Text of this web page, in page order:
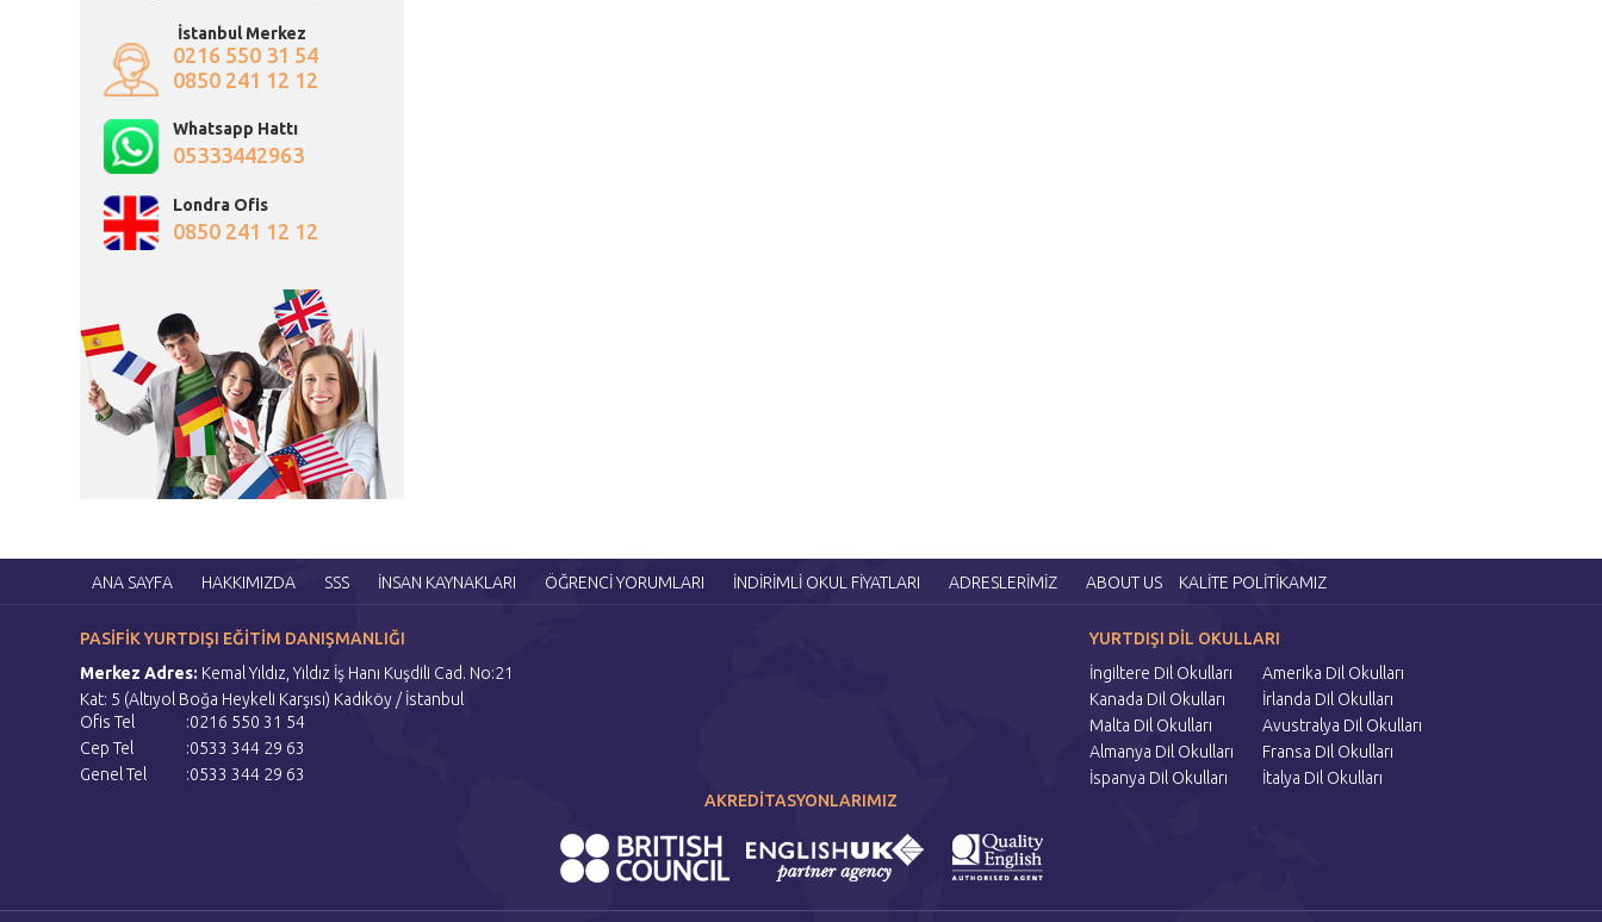
İstanbul Merkez
0216 550 31 54
0850 241 12 12
Whatsapp Hattı
05333442963
Londra Ofis
0850 241 12 12
ANA SAYFA HAKKIMIZDA SSS İNSAN KAYNAKLARI ÖĞRENCİ YORUMLARI İNDİRİMLİ OKUL FİYATLARI ADRESLERİMİZ ABOUT US KALİTE POLİTİKAMIZ
PASİFİK YURTDIŞI EĞİTİM DANIŞMANLIĞI
Merkez Adres: Kemal Yıldız, Yıldız İş Hanı Kuşdili Cad. No:21
Kat: 5 (Altıyol Boğa Heykeli Karşısı) Kadıköy / İstanbul
Ofis Tel
:0216 550 31 54
Cep Tel
:0533 344 29 63
Genel Tel
:0533 344 29 63
YURTDIŞI DİL OKULLARI
İngiltere Dil Okulları
Amerika Dil Okulları
Kanada Dil Okulları
İrlanda Dil Okulları
Malta Dil Okulları
Avustralya Dil Okulları
Almanya Dil Okulları
Fransa Dil Okulları
İspanya Dil Okulları
İtalya Dil Okulları
AKREDİTASYONLARIMIZ